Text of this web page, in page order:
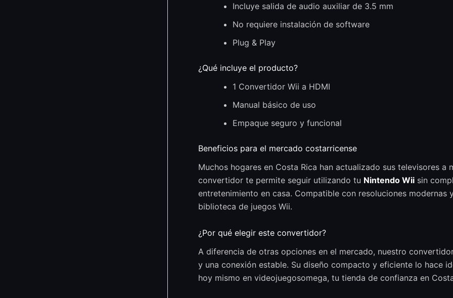
Incluye salida de audio auxiliar de 3.5 mm
No requiere instalación de software
Plug & Play
¿Qué incluye el producto?
1 Convertidor Wii a HDMI
Manual básico de uso
Empaque seguro y funcional
Beneficios para el mercado costarricense
Muchos hogares en Costa Rica han actualizado sus televisores
convertidor te permite seguir utilizando tu Nintendo Wii sin
entretenimiento en casa. Compatible con resoluciones
biblioteca de juegos Wii.
¿Por qué elegir este convertidor?
A diferencia de otras opciones en el mercado, nuestro
y una conexión estable. Su diseño compacto y eficiente lo hace
hoy mismo en videojuegosomega, tu tienda de confianza en